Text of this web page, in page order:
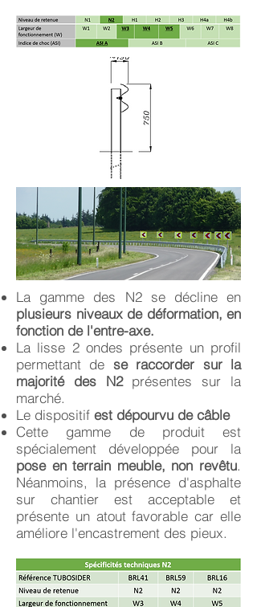
La gamme des N2 se décline en
plusieurs niveaux de déformation, en
fonction de l'entre-axe.
La lisse 2 ondes présente un profil
permettant de se raccorder sur la
majorité des N2présentes sur la
marché.
Le dispositif est dépourvu de câble
Cette gamme de produit est
spécialement développée pour la
pose en terrain meuble, non revêtu.
Néanmoins, la présence d'asphalte
sur chantier est acceptable et
présente un atout favorable car elle
améliore l'encastrement des pieux.